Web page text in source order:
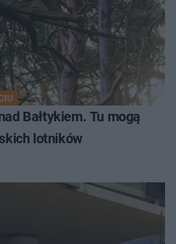
Bałtykiem. Tu mogą
lotników